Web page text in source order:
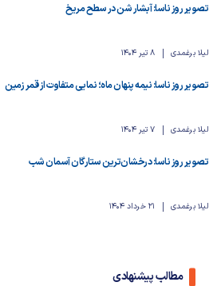
تصویر روز ناسا: آبشار شن در سطح مریخ
لیلا برغمدی 8 تیر 1404
تصویر روز ناسا: نیمه پنهان ماه؛ نمایی متفاوت از قمر زمین
لیلا برغمدی 7 تیر 1404
تصویر روز ناسا: درخشان‌ترین ستارگان آسمان شب
لیلا برغمدی 21 خرداد 1404
مطالب پیشنهادی